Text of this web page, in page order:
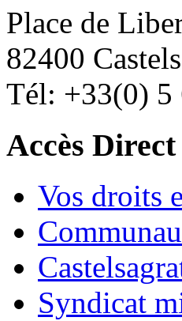
Place de
82400
Tél: +33(0) 5
Accès Direct
Vos droits
Syndicat